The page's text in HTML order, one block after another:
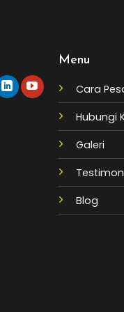
Menu
Cara
Hubungi
Galeri
Blog